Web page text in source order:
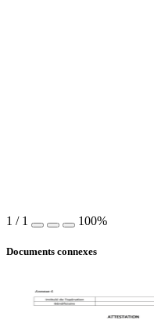
1 / 1 100%
Documents connexes